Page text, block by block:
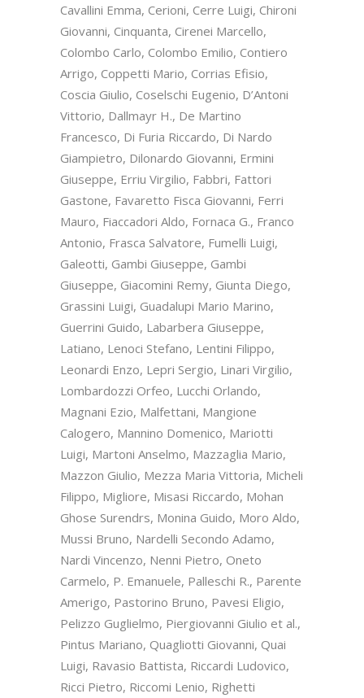
Cavallini Emma, Cerioni, Cerre Luigi, Chironi
Giovanni, Cinquanta, Cirenei Marcello,
Colombo Carlo, Colombo Emilio, Contiero
Arrigo, Coppetti Mario, Corrias Efisio,
Coscia Giulio, Coselschi Eugenio, D’Antoni
Vittorio, Dallmayr H., De Martino
Francesco, Di Furia Riccardo, Di Nardo
Giampietro, Dilonardo Giovanni, Ermini
Giuseppe, Erriu Virgilio, Fabbri, Fattori
Gastone, Favaretto Fisca Giovanni, Ferri
Mauro, Fiaccadori Aldo, Fornaca G., Franco
Antonio, Frasca Salvatore, Fumelli Luigi,
Galeotti, Gambi Giuseppe, Gambi
Giuseppe, Giacomini Remy, Giunta Diego,
Grassini Luigi, Guadalupi Mario Marino,
Guerrini Guido, Labarbera Giuseppe,
Latiano, Lenoci Stefano, Lentini Filippo,
Leonardi Enzo, Lepri Sergio, Linari Virgilio,
Lombardozzi Orfeo, Lucchi Orlando,
Magnani Ezio, Malfettani, Mangione
Calogero, Mannino Domenico, Mariotti
Luigi, Martoni Anselmo, Mazzaglia Mario,
Mazzon Giulio, Mezza Maria Vittoria, Micheli
Filippo, Migliore, Misasi Riccardo, Mohan
Ghose Surendrs, Monina Guido, Moro Aldo,
Mussi Bruno, Nardelli Secondo Adamo,
Nardi Vincenzo, Nenni Pietro, Oneto
Carmelo, P. Emanuele, Palleschi R., Parente
Amerigo, Pastorino Bruno, Pavesi Eligio,
Pelizzo Guglielmo, Piergiovanni Giulio et al.,
Pintus Mariano, Quagliotti Giovanni, Quai
Luigi, Ravasio Battista, Riccardi Ludovico,
Ricci Pietro, Riccomi Lenio, Righetti